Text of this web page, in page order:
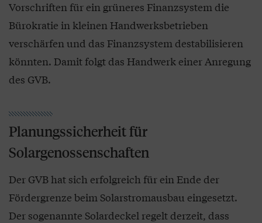
Vorschriften für ein grüneres Finanzsystem die
Bürokratie in kleinen Handwerksbetrieben
verschärfen und das Finanzsystem destabilisieren
könnten. Damit folgt das Handwerk einer Anregung
des GVB.
Planungssicherheit für
Solargenossenschaften
Der GVB hat sich erfolgreich für ein Ende der
Fördergrenze beim Solarstromausbau eingesetzt.
Der sogenannte Solardeckel regelt derzeit, dass